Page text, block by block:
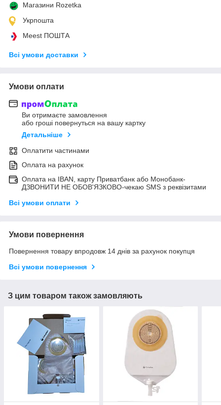
Магазини Rozetka
Укрпошта
Meest ПОШТА
Всі умови доставки
Умови оплати
Ви отримаєте замовлення
або гроші повернуться на вашу картку
Детальніше
Оплатити частинами
Оплата на рахунок
Оплата на IBAN, карту Приватбанк або Монобанк-
ДЗВОНИТИ НЕ ОБОВ'ЯЗКОВО-чекаю SMS з реквізитами
Всі умови оплати
Умови повернення
Повернення товару впродовж 14 днів за рахунок покупця
Всі умови повернення
З цим товаром також замовляють